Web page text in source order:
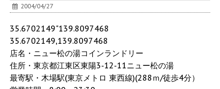
2004/04/27
35.6702149"139.8097468
35.6702149,139.8097468
店名・ニュー松の湯コインランドリー
住所・東京都江東区東陽3-12-11ニュー松の湯
最寄駅・木場駅(東京メトロ 東西線)(288ｍ/徒歩4分）